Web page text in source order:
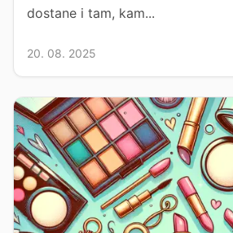
dostane i tam, kam...
20. 08. 2025